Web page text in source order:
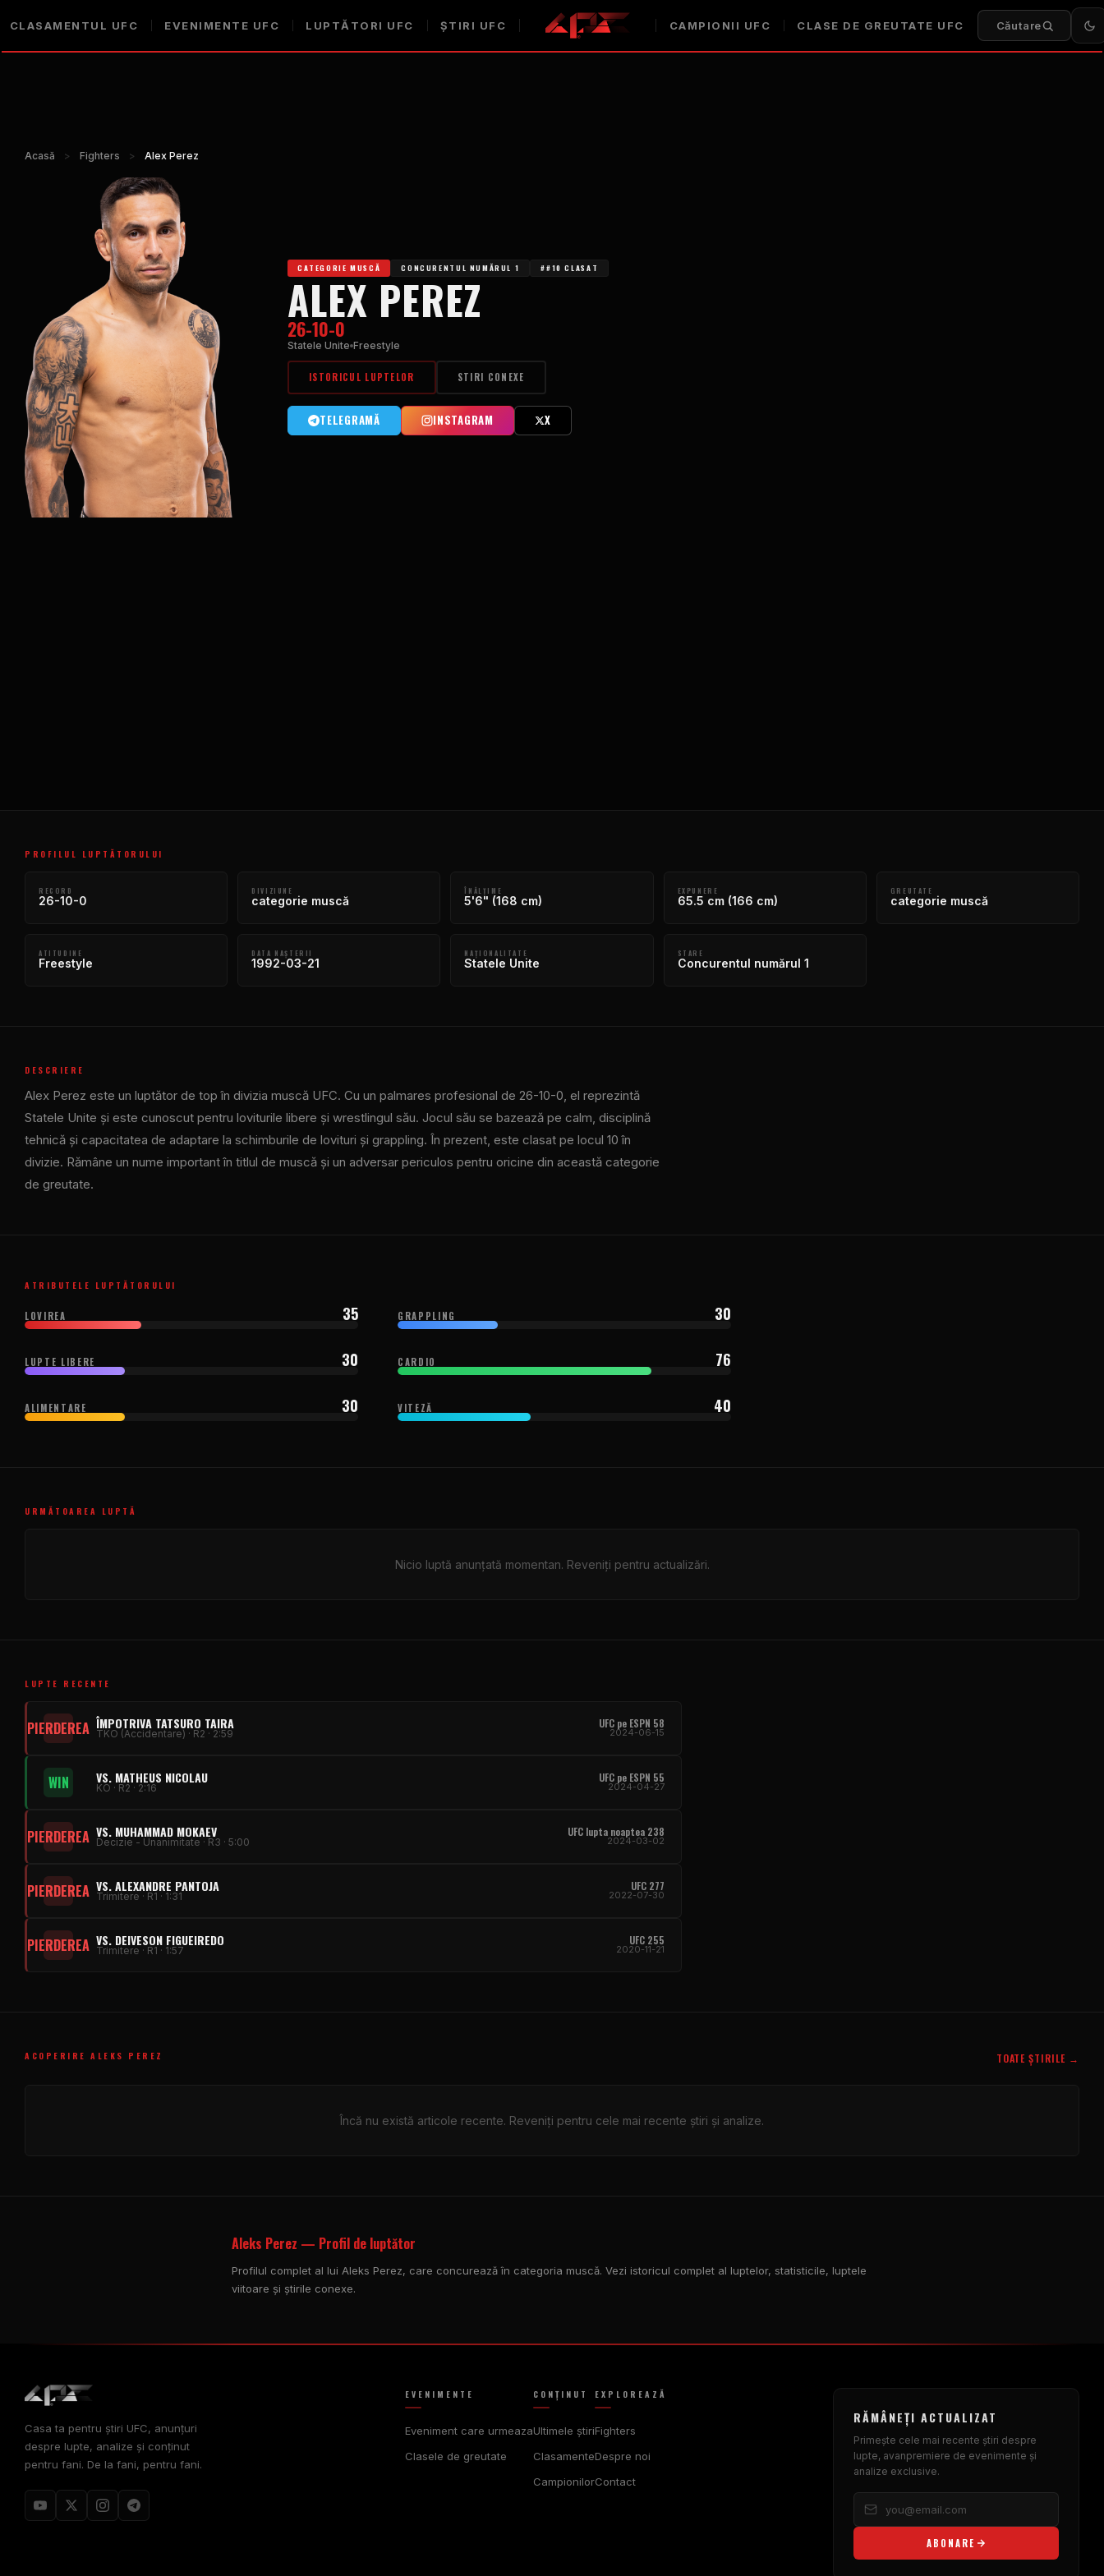
CLASAMENTUL UFC EVENIMENTE UFC LUPTĂTORI UFC ȘTIRI UFC CAMPIONII UFC CLASE DE GREUTATE UFC Căutare
Acasă > Fighters > Alex Perez
CATEGORIE MUSCĂ CONCURENTUL NUMĂRUL 1 ##10 CLASAT
ALEX PEREZ
26-10-0
Statele Unite Freestyle
ISTORICUL LUPTELOR STIRI CONEXE
TELEGRAMĂ INSTAGRAM X
PROFILUL LUPTĂTORULUI
RECORD
26-10-0
DIVIZIUNE
categorie muscă
ÎNĂLŢIME
5'6" (168 cm)
EXPUNERE
65.5 cm (166 cm)
GREUTATE
categorie muscă
ATITUDINE
Freestyle
DATA NAŞTERII
1992-03-21
NAŢIONALITATE
Statele Unite
STARE
Concurentul numărul 1
DESCRIERE
Alex Perez este un luptător de top în divizia muscă UFC. Cu un palmares profesional de 26-10-0, el reprezintă
Statele Unite și este cunoscut pentru loviturile libere și wrestlingul său. Jocul său se bazează pe calm, disciplină
tehnică și capacitatea de adaptare la schimburile de lovituri și grappling. În prezent, este clasat pe locul 10 în
divizie. Rămâne un nume important în titlul de muscă și un adversar periculos pentru oricine din această categorie
de greutate.
ATRIBUTELE LUPTĂTORULUI
LOVIREA 35 GRAPPLING 30
LUPTE LIBERE 30 CARDIO 76
ALIMENTARE 30 VITEZĂ 40
URMĂTOAREA LUPTĂ
Nicio luptă anunțată momentan. Reveniți pentru actualizări.
LUPTE RECENTE
PIERDEREA ÎMPOTRIVA TATSURO TAIRA
TKO (Accidentare) · R2 · 2:59
UFC pe ESPN 58
2024-06-15
WIN VS. MATHEUS NICOLAU
KO · R2 · 2:16
UFC pe ESPN 55
2024-04-27
PIERDEREA VS. MUHAMMAD MOKAEV
Decizie - Unanimitate · R3 · 5:00
UFC lupta noaptea 238
2024-03-02
PIERDEREA VS. ALEXANDRE PANTOJA
Trimitere · R1 · 1:31
UFC 277
2022-07-30
PIERDEREA VS. DEIVESON FIGUEIREDO
Trimitere · R1 · 1:57
UFC 255
2020-11-21
ACOPERIRE ALEKS PEREZ TOATE ȘTIRILE →
Încă nu există articole recente. Reveniți pentru cele mai recente știri și analize.
Aleks Perez — Profil de luptător
Profilul complet al lui Aleks Perez, care concurează în categoria muscă. Vezi istoricul complet al luptelor, statisticile, luptele
viitoare și știrile conexe.
Casa ta pentru știri UFC, anunțuri
despre lupte, analize și conținut
pentru fani. De la fani, pentru fani.
EVENIMENTE
Eveniment care urmeaza
Clasele de greutate
CONŢINUT
Ultimele ştiri
Clasamente
Campionilor
EXPLOREAZĂ
Fighters
Despre noi
Contact
RĂMÂNEȚI ACTUALIZAT
Primește cele mai recente știri despre
lupte, avanpremiere de evenimente și
analize exclusive.
ABONARE